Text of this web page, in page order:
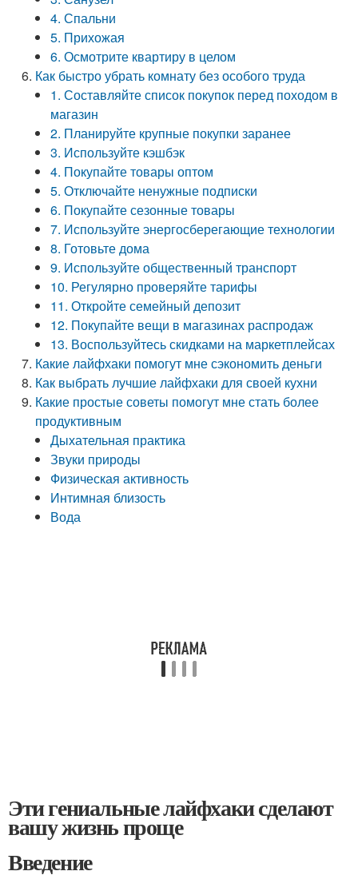
4. Спальни
5. Прихожая
6. Осмотрите квартиру в целом
Как быстро убрать комнату без особого труда
1. Составляйте список покупок перед походом в
магазин
2. Планируйте крупные покупки заранее
3. Используйте кэшбэк
4. Покупайте товары оптом
5. Отключайте ненужные подписки
6. Покупайте сезонные товары
7. Используйте энергосберегающие технологии
8. Готовьте дома
9. Используйте общественный транспорт
10. Регулярно проверяйте тарифы
11. Откройте семейный депозит
12. Покупайте вещи в магазинах распродаж
13. Воспользуйтесь скидками на маркетплейсах
Какие лайфхаки помогут мне сэкономить деньги
Как выбрать лучшие лайфхаки для своей кухни
Какие простые советы помогут мне стать более
продуктивным
Дыхательная практика
Звуки природы
Физическая активность
Интимная близость
Вода
Эти гениальные лайфхаки сделают
вашу жизнь проще
Введение